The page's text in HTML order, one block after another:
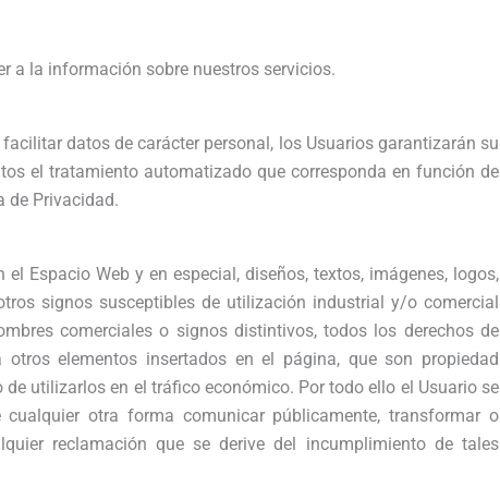
a la información sobre nuestros servicios.
datos de carácter personal, los Usuarios garantizarán su
el tratamiento automatizado que corresponda en función de
de Privacidad.
Espacio Web y en especial, diseños, textos, imágenes, logos,
signos susceptibles de utilización industrial y/o comercial
comerciales o signos distintivos, todos los derechos de
elementos insertados en el página, que son propiedad
utilizarlos en el tráfico económico. Por todo ello el Usuario se
otra forma comunicar públicamente, transformar o
reclamación que se derive del incumplimiento de tales